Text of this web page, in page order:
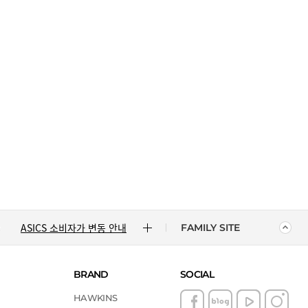
ASICS 소비자가 변동 안내
NIKE 소비자가 변동 안내
FAMILY SITE
BRAND
HAWKINS
SOCIAL